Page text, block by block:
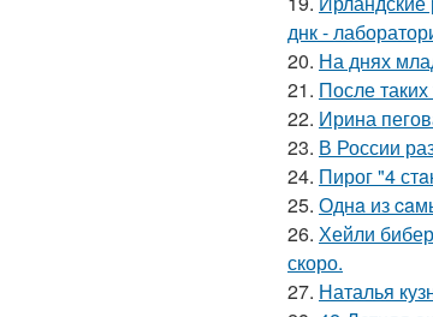
днк -
20. На днях
21. После
22. Ирина
23. В России
24. Пирог "4
25. Однa из
26. Хейли
скоро.
27. Наталья